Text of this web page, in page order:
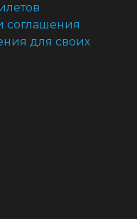
соглашения
для своих